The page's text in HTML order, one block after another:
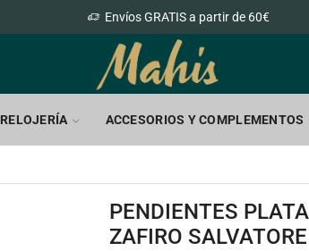
Envíos GRATIS a partir de 60€
RELOJERÍA ACCESORIOS Y COMPLEMENTOS
PENDIENTES
ZAFIRO